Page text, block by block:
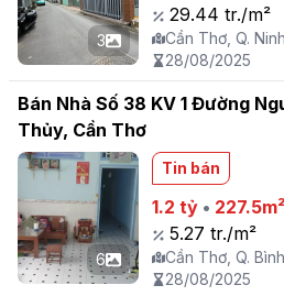
3
29.44 tr./m²
Cần Thơ, Q.
28/08/2025
Bán Nhà Số 38 KV 1 Đường
Thủy, Cần Thơ
6
Tin bán
1.2 tỷ • 227.5m²
5.27 tr./m²
Cần Thơ, Q.
28/08/2025